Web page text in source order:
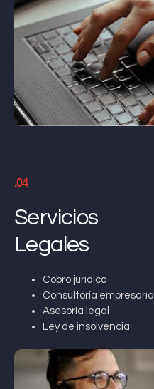
.04
Servicios
Legales
Cobro jurídico
Consultoría empresarial
Asesoría legal
Ley de insolvencia